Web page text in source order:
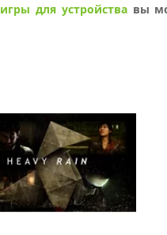
игры для устройствавы